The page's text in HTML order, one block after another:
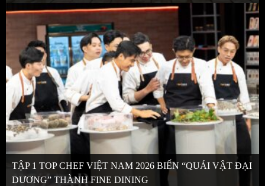
TẬP 1 TOP CHEF VIỆT NAM 2026 BIẾN “QUÁI VẬT ĐẠI
DƯƠNG” THÀNH FINE DINING